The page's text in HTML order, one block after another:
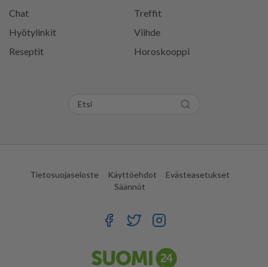
Chat
Treffit
Hyötylinkit
Viihde
Reseptit
Horoskooppi
Tietosuojaseloste Käyttöehdot
Evästeasetukset
Säännöt